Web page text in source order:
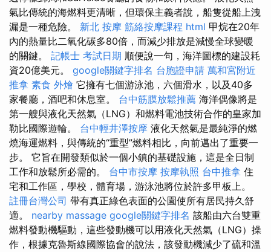
氣比傳統的海燃料更清晰，但環保主義者說，船隻從船上洩
漏是一種危險。 新北 按摩 筋絡按摩課程 html 甲烷在20年
內的熱量比二氧化碳多80倍，而減少排放是減慢全球變暖
的關鍵。 記帳士 考試日期 順便說一句，海洋圖標的建設耗
資20億美元。 google關鍵字排名 台胞證申請 萬和宮附近
推拿 素食 外燴 它擁有七個游泳池，六個滑水，以及40多
家餐廳，酒吧和休息室。 台中筋膜放鬆推薦 海洋偶像將是
第一艘與液化天然氣（LNG）和燃料電池技術合作的皇家加
勒比國際遊輪。 台中輕井澤按摩 液化天然氣是最純淨的燃
燒海運燃料，與傳統的“重型”燃料相比，向前邁出了重要一
步。 它旨在開發類似於一個小鎮的基礎設施，這是全日制
工作和放鬆所必需的。 台中市按摩 按摩執照 台中推拿 住
宅和工作區，學校，體育場，游泳池將位於許多甲板上。
註冊台灣公司 帶有真正綠色表面的公園使所有居民持久舒
適。 nearby massage google關鍵字排名 該船由六台雙重
燃料發動機驅動，這些發動機可以用液化天然氣（LNG）操
作，根據克魯斯線國際協會的說法，該發動機減少了硫和溫